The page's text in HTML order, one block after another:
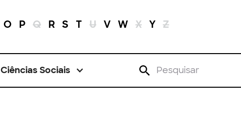
O P Q R S T U V W X Y Z
Ciências Sociais